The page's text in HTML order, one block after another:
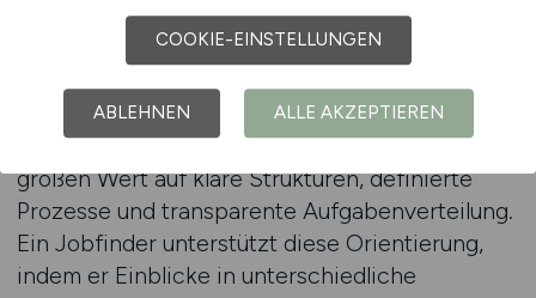
komplexen Stellenmarkt der Behandlungspflege
zurechtzufinden.
Viele Pflegekräfte, die sich auf medizinische
Maßnahmen spezialisieren möchten, legen
großen Wert auf klare Strukturen, definierte
Prozesse und transparente Aufgabenverteilung.
Ein Jobfinder unterstützt diese Orientierung,
indem er Einblicke in unterschiedliche
COOKIE-EINSTELLUNGEN
ABLEHNEN ALLE AKZEPTIEREN